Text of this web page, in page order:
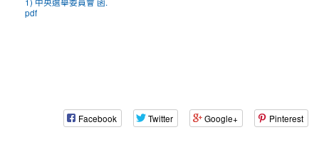
1) 中央選舉委員會 函.
pdf
Facebook Twitter Google+ Pinterest